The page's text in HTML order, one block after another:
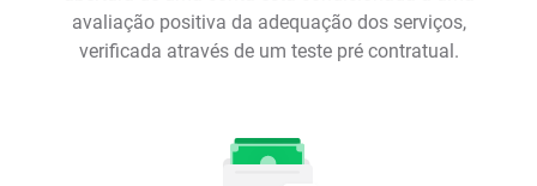
avaliação positiva da adequação dos serviços,
verificada através de um teste pré contratual.